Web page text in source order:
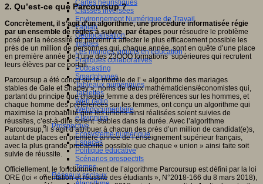
Cartes heuristiques
Classes inversées
Environnement Numérique de Travail
Fablab
Géolocalisation
Images
Les mondes virtuels en éducation
Pratiques collaboratives
Podcasting
Smartphones
Tableaux numériques
Tablettes
Web radio
Webdocumentaire
eTwinning
Prospective
Ecosystème numérique
Espaces
Politique éducative
Scénarios prospectifs
Temps
Réseaux sociaux
2. Qu’est-ce que Parcoursup ?
Concrètement, il s’agit d’un algorithme, une procédure informatisée régie
par un ensemble de règles à suivre par étapes pour résoudre le problème
posé par la nécessité de parvenir à affecter le plus efficacement possible les
près de un million de personnes qui, chaque année, sont en quête d’une place
en première année de l’une des 23OOO formations supérieures qui recrutent
leurs élèves par ce portail.
Parcoursup a été conçu sur le modèle de l’ « algorithme des mariages
stables de Gale et Shapey », noms de deux mathématiciens/économistes qui,
partant du principe que chaque femme a des préférences sur les hommes, et
chaque homme des préférences sur les femmes, ont conçu un algorithme qui
maximise la probabilité que les unions ainsi réalisées soient suivies de
réussites, c’est-à-dire soient stables dans la durée. Avec l’algorithme
Parcoursup, il s’agit d’attribuer à chacun des près d’un million de candidat(e)s,
autant de places en première année de l’enseignement supérieur français,
avec la plus grande probabilité possible que chaque « union » ainsi faite soit
suivie de réussite.
Officiellement, le fonctionnement de l’algorithme Parcoursup est défini par la loi
ORE (loi « orientation et réussite des étudiants », N°2018-166 du 8 mars 2018),